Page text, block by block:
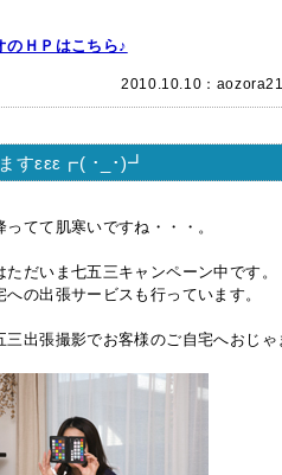
のＨＰはこちら♪
2010.10.10：
すεεε┏( ･_･)┛
ってて肌寒いですね・・・。
ただいま七五三キャンペーン中です。
への出張サービスも行っています。
三出張撮影でお客様のご自宅へおじ